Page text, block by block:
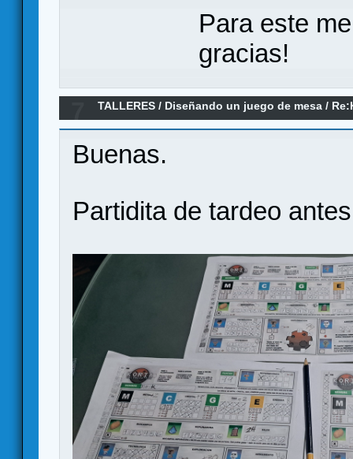
Para este
gracias!
TALLERES / Diseñando un juego de mesa /
and Write, 1-10 jugadores, dados, papel y
Buenas.
Partidita de tardeo